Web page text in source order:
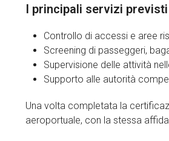
I principali servizi
Controllo di accessi e aree
Screening di passeggeri,
Supervisione delle attività
Supporto alle autorità
Una volta completata la
aeroportuale, con la stessa